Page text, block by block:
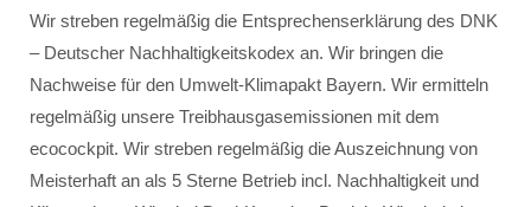
Wir streben regelmäßig die Entsprechenserklärung des DNK
– Deutscher Nachhaltigkeitskodex an. Wir bringen die
Nachweise für den Umwelt-Klimapakt Bayern. Wir ermitteln
regelmäßig unsere Treibhausgasemissionen mit dem
ecocockpit. Wir streben regelmäßig die Auszeichnung von
Meisterhaft an als 5 Sterne Betrieb incl. Nachhaltigkeit und